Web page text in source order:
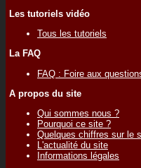
Les tutoriels vidéo
Tous les tutoriels
La FAQ
FAQ : Foire aux
A propos du site
Qui sommes nous ?
Pourquoi ce site ?
Quelques chiffres sur le
L'actualité du site
Informations légales